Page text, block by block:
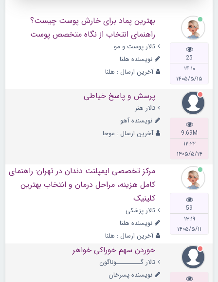
25
۱۴:۱۰
۱۴۰۵/۵/۱۵
بهترین پماد برای خارش پوست چیست؟
راهنمای انتخاب از نگاه متخصص پوست
تالار پوست و مو
نویسنده هلنا
آخرین ارسال : هلنا
9.69M
۱۲:۲۲
۱۴۰۵/۵/۱۴
پرسش و پاسخ خیاطی
تالار هنر
نویسندهآهو
آخرین ارسال : موحا
59
۱۳:۱۹
۱۴۰۵/۵/۱۱
مرکز تخصصی ایمپلنت دندان در تهران: راهنمای
کامل هزینه، مراحل درمان و انتخاب بهترین
کلینیک
تالار پزشکی
نویسنده هلنا
آخرین ارسال : هلنا
خوردن سهم خوراکی خواهر
تالار گــــــــــوناگون
نویسندهپسرخان